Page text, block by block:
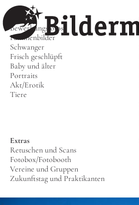
Studio
Bewerbungsfotos
Familienbilder
Schwanger
Frisch geschlüpft
Baby und älter
Portraits
Akt/Erotik
Tiere
Extras
Retuschen und Scans
Fotobox/Fotobooth
Vereine und Gruppen
Zukunftstag und Praktikanten